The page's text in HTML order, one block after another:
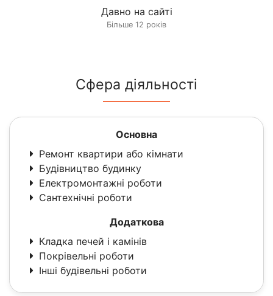
Давно на сайті
Більше 12 років
Сфера діяльності
Основна
Ремонт квартири або кімнати
Будівництво будинку
Електромонтажні роботи
Сантехнічні роботи
Додаткова
Кладка печей і камінів
Покрівельні роботи
Інші будівельні роботи